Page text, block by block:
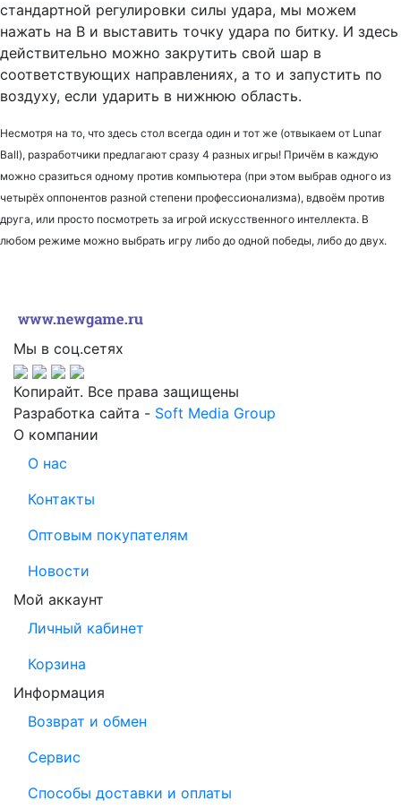
стандартной регулировки силы удара, мы можем
нажать на В и выставить точку удара по битку. И здесь
действительно можно закрутить свой шар в
соответствующих направлениях, а то и запустить по
воздуху, если ударить в нижнюю область.
Несмотря на то, что здесь стол всегда один и тот же (отвыкаем от Lunar
Ball), разработчики предлагают сразу 4 разных игры! Причём в каждую
можно сразиться одному против компьютера (при этом выбрав одного из
четырёх оппонентов разной степени профессионализма), вдвоём против
друга, или просто посмотреть за игрой искусственного интеллекта. В
любом режиме можно выбрать игру либо до одной победы, либо до двух.
Мы в соц.сетях
Копирайт. Все права защищены
Разработка сайта - Soft Media Group
О компании
О нас
Контакты
Оптовым покупателям
Новости
Мой аккаунт
Личный кабинет
Корзина
Информация
Возврат и обмен
Сервис
Способы доставки и оплаты